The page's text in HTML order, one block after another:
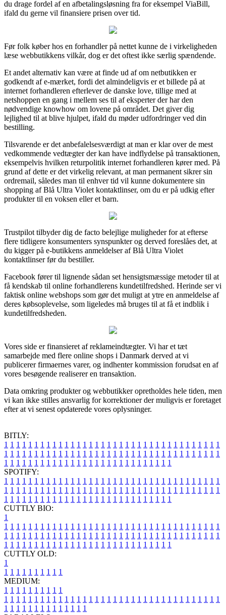
du drage fordel af en afbetalingsløsning fra for eksempel ViaBill,
ifald du gerne vil finansiere prisen over tid.
Før folk køber hos en forhandler på nettet kunne de i virkeligheden
læse webbutikkens vilkår, dog er det oftest ikke særlig spændende.
Et andet alternativ kan være at finde ud af om netbutikken er
godkendt af e-mærket, fordi det almindeligvis er et billede på at
internet forhandleren efterlever de danske love, tillige med at
netshoppen en gang i mellem ses til af eksperter der har den
nødvendige knowhow om lovene på området. Det giver dig
lejlighed til at blive hjulpet, ifald du møder udfordringer ved din
bestilling.
Tilsvarende er det anbefalelsesværdigt at man er klar over de mest
vedkommende vedtægter der kan have indflydelse på transaktionen,
eksempelvis hvilken returpolitik internet forhandleren kører med. På
grund af dette er det virkelig relevant, at man permanent sikrer sin
ordremail, således man til enhver tid vil kunne dokumentere sin
shopping af Blå Ultra Violet kontaktlinser, om du er på udkig efter
produkter til en voksen eller et barn.
Trustpilot tilbyder dig de facto belejlige muligheder for at efterse
flere tidligere konsumenters synspunkter og derved foreslåes det, at
du kigger på e-butikkens anmeldelser af Blå Ultra Violet
kontaktlinser før du bestiller.
Facebook fører til lignende sådan set hensigtsmæssige metoder til at
få kendskab til online forhandlerens kundetilfredshed. Herinde ser vi
faktisk online webshops som gør det muligt at ytre en anmeldelse af
deres købsoplevelse, som ligeledes må bruges til at få et indblik i
kundetilfredsheden.
Vores side er finansieret af reklameindtægter. Vi har et tæt
samarbejde med flere online shops i Danmark derved at vi
publicerer firmaernes varer, og indhenter kommission forudsat en af
vores besøgende realiserer en transaktion.
Data omkring produkter og webbutikker opretholdes hele tiden, men
vi kan ikke stilles ansvarlig for korrektioner der muligvis er foretaget
efter at vi senest opdaterede vores oplysninger.
BITLY:
1 1 1 1 1 1 1 1 1 1 1 1 1 1 1 1 1 1 1 1 1 1 1 1 1 1 1 1 1 1 1 1 1 1 1 1
1 1 1 1 1 1 1 1 1 1 1 1 1 1 1 1 1 1 1 1 1 1 1 1 1 1 1 1 1 1 1 1 1 1 1 1
1 1 1 1 1 1 1 1 1 1 1 1 1 1 1 1 1 1 1 1 1 1 1 1 1 1 1 1
SPOTIFY:
1 1 1 1 1 1 1 1 1 1 1 1 1 1 1 1 1 1 1 1 1 1 1 1 1 1 1 1 1 1 1 1 1 1 1 1
1 1 1 1 1 1 1 1 1 1 1 1 1 1 1 1 1 1 1 1 1 1 1 1 1 1 1 1 1 1 1 1 1 1 1 1
1 1 1 1 1 1 1 1 1 1 1 1 1 1 1 1 1 1 1 1 1 1 1 1 1 1 1 1
CUTTLY BIO:
1
1 1 1 1 1 1 1 1 1 1 1 1 1 1 1 1 1 1 1 1 1 1 1 1 1 1 1 1 1 1 1 1 1 1 1 1
1 1 1 1 1 1 1 1 1 1 1 1 1 1 1 1 1 1 1 1 1 1 1 1 1 1 1 1 1 1 1 1 1 1 1 1
1 1 1 1 1 1 1 1 1 1 1 1 1 1 1 1 1 1 1 1 1 1 1 1 1 1 1 1
CUTTLY OLD:
1
1 1 1 1 1 1 1 1 1 1
MEDIUM:
1 1 1 1 1 1 1 1 1 1
1 1 1 1 1 1 1 1 1 1 1 1 1 1 1 1 1 1 1 1 1 1 1 1 1 1 1 1 1 1 1 1 1 1 1 1
1 1 1 1 1 1 1 1 1 1 1 1 1 1